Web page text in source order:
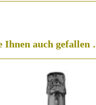
Ihnen auch gefallen